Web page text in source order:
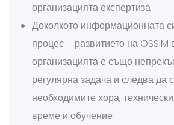
организацията експертиза
Доколкото информационната
процес – развитието на OSSIM
организацията е също
регулярна задача и следва да
необходимите хора,
време и обучение